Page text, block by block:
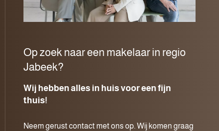
Op zoek naar een makelaar in regio
Jabeek?
Wij hebben alles in huis voor een fijn
thuis!
Neem gerust contact met ons op. Wij komen graag